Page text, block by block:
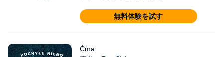
無料体験を試す
Ćma